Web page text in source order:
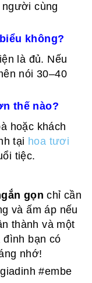
cùng
không?
là đủ. Nếu
nói 30–40
thế nào?
hoặc khách
tại hoa tươi
tiệc.
gọn chỉ cần
và ấm áp nếu
thành và một
đình bạn có
nhớ!
#embe